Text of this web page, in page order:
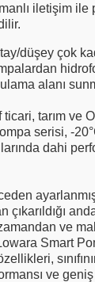
iletişim ile
düşey çok
alanı
tarım ve
serisi, -
dahi
ve
Smart
ve